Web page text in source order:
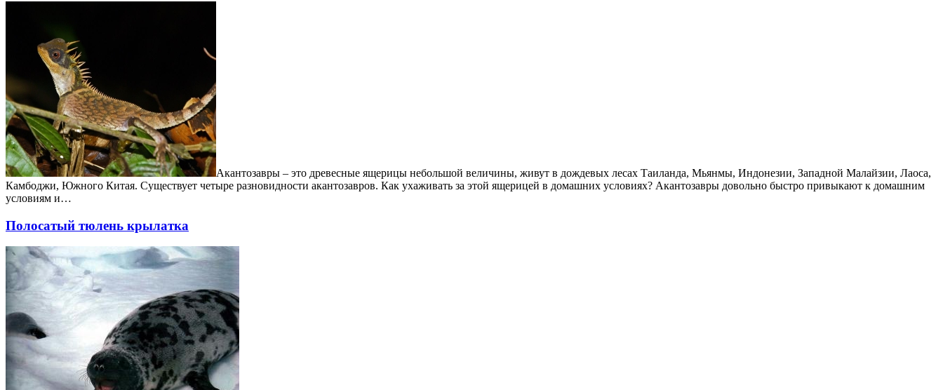
Акантозавры – это древесные ящерицы небольшой величины, живут в дождевых лесах Таиланда, Мьянмы, Индонезии, Западной Малайзии, Лаоса,
Камбоджи, Южного Китая. Существует четыре разновидности акантозавров. Как ухаживать за этой ящерицей в домашних условиях? Акантозавры довольно быстро привыкают к домашним
условиям и…
Полосатый тюлень крылатка